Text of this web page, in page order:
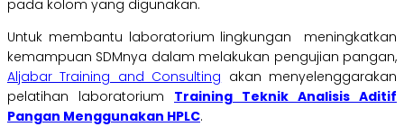
pada kolom yang digunakan.
Untuk membantu laboratorium lingkungan meningkatkan
kemampuan SDMnya dalam melakukan pengujian pangan,
Aljabar Training and Consulting akan menyelenggarakan
pelatihan laboratorium Training Teknik Analisis Aditif
Pangan Menggunakan HPLC.